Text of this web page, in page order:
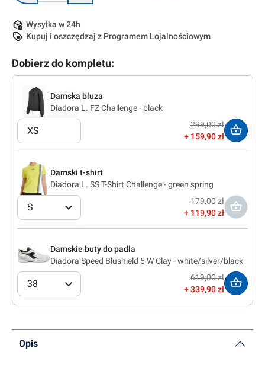
Wysyłka w 24h
Kupuj i oszczędzaj z Programem Lojalnościowym
Dobierz do kompletu:
Damska bluza
Diadora L. FZ Challenge - black
XS
299,00 zł
159,90 zł
Damski t-shirt
Diadora L. SS T-Shirt Challenge - green spring
S
179,00 zł
119,90 zł
Damskie buty do padla
Diadora Speed Blushield 5 W Clay - white/silver/black
38
619,00 zł
339,90 zł
Opis